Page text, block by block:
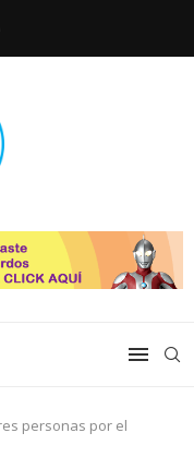
personas por el